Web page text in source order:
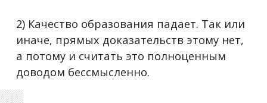
2) Качество образования падает. Так или
иначе, прямых доказательств этому нет,
а потому и считать это полноценным
доводом бессмысленно.